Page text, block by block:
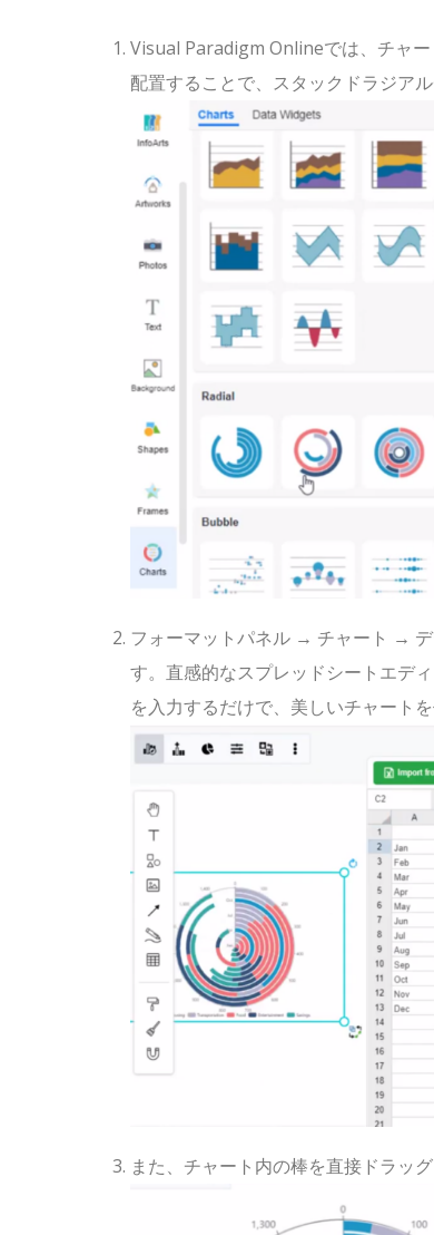
Visual Paradigm Onlineでは、チャ
配置することで、スタックドラジア
フォーマットパネル → チャート → デ
す。直感的なスプレッドシートエデ
を入力するだけで、美しいチャートを
また、チャート内の棒を直接ドラッ